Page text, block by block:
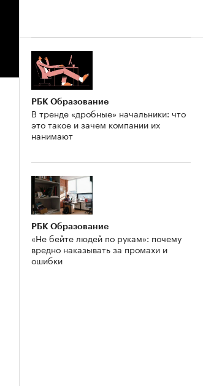
РБК Образование
В тренде «дробные» начальники: что
это такое и зачем компании их
нанимают
РБК Образование
«Не бейте людей по рукам»: почему
вредно наказывать за промахи и
ошибки